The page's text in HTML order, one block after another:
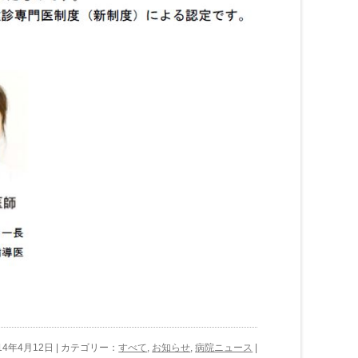
年4月12日 | カテゴリー：すべて お知らせ ,病院ニュース |